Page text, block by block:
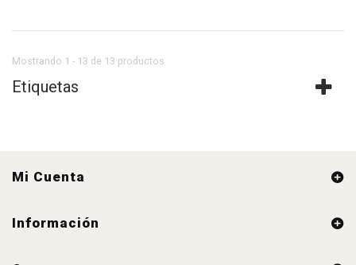
Mostrando 1 - 13 de 13 productos
Etiquetas
Mi Cuenta
Información